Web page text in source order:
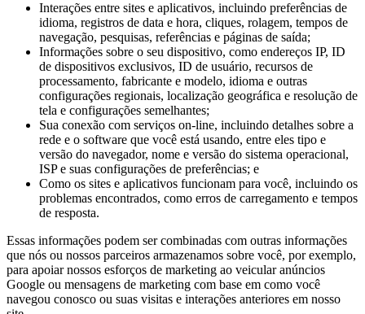
Interações entre sites e aplicativos, incluindo preferências de
idioma, registros de data e hora, cliques, rolagem, tempos de
navegação, pesquisas, referências e páginas de saída;
Informações sobre o seu dispositivo, como endereços IP, ID
de dispositivos exclusivos, ID de usuário, recursos de
processamento, fabricante e modelo, idioma e outras
configurações regionais, localização geográfica e resolução de
tela e configurações semelhantes;
Sua conexão com serviços on-line, incluindo detalhes sobre a
rede e o software que você está usando, entre eles tipo e
versão do navegador, nome e versão do sistema operacional,
ISP e suas configurações de preferências; e
Como os sites e aplicativos funcionam para você, incluindo os
problemas encontrados, como erros de carregamento e tempos
de resposta.
Essas informações podem ser combinadas com outras informações
que nós ou nossos parceiros armazenamos sobre você, por exemplo,
para apoiar nossos esforços de marketing ao veicular anúncios
Google ou mensagens de marketing com base em como você
navegou conosco ou suas visitas e interações anteriores em nosso